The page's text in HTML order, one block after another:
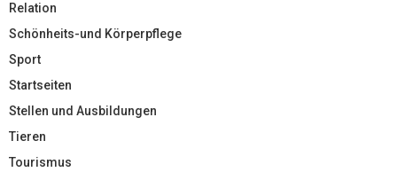
Relation
Schönheits-und Körperpflege
Sport
Startseiten
Stellen und Ausbildungen
Tieren
Tourismus